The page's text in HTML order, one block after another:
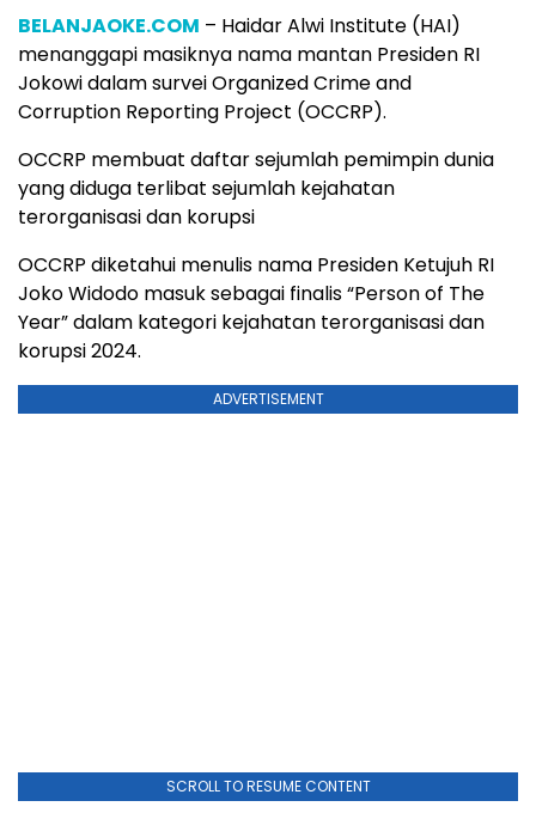
BELANJAOKE.COM – Haidar Alwi Institute (HAI)
menanggapi masiknya nama mantan Presiden RI
Jokowi dalam survei Organized Crime and
Corruption Reporting Project (OCCRP).
OCCRP membuat daftar sejumlah pemimpin dunia
yang diduga terlibat sejumlah kejahatan
terorganisasi dan korupsi
OCCRP diketahui menulis nama Presiden Ketujuh RI
Joko Widodo masuk sebagai finalis “Person of The
Year” dalam kategori kejahatan terorganisasi dan
korupsi 2024.
ADVERTISEMENT
SCROLL TO RESUME CONTENT